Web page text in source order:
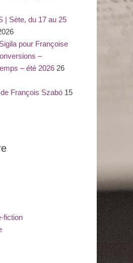
| Sète, du 17 au 25
pour Françoise
–
– été 2026 26
François Szabó 15
fiction